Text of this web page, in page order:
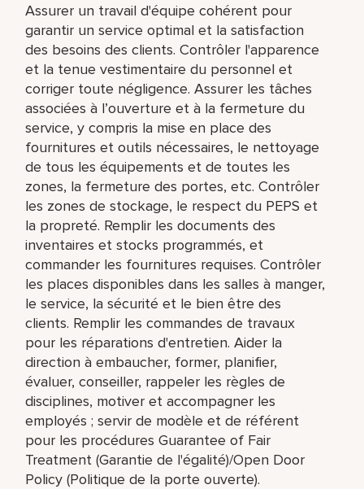
Assurer un travail d'équipe cohérent pour
garantir un service optimal et la satisfaction
des besoins des clients. Contrôler l'apparence
et la tenue vestimentaire du personnel et
corriger toute négligence. Assurer les tâches
associées à l’ouverture et à la fermeture du
service, y compris la mise en place des
fournitures et outils nécessaires, le nettoyage
de tous les équipements et de toutes les
zones, la fermeture des portes, etc. Contrôler
les zones de stockage, le respect du PEPS et
la propreté. Remplir les documents des
inventaires et stocks programmés, et
commander les fournitures requises. Contrôler
les places disponibles dans les salles à manger,
le service, la sécurité et le bien être des
clients. Remplir les commandes de travaux
pour les réparations d'entretien. Aider la
direction à embaucher, former, planifier,
évaluer, conseiller, rappeler les règles de
disciplines, motiver et accompagner les
employés ; servir de modèle et de référent
pour les procédures Guarantee of Fair
Treatment (Garantie de l'égalité)/Open Door
Policy (Politique de la porte ouverte).